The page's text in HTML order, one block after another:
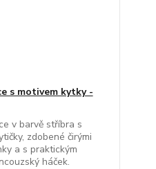
s motivem kytky -
v barvě stříbra s
zdobené čirými
a s praktickým
háček.